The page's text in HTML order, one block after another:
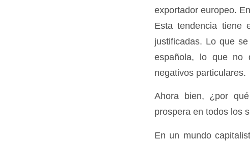
exportador europeo.
Esta tendencia tiene
justificadas. Lo que
española, lo que no
negativos particulares.
Ahora bien, ¿por
prospera en todos los
En un mundo